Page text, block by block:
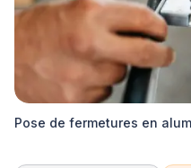
Pose de fermetures en